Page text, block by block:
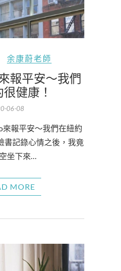
余康蔚老師
報平安～我們
健康！
06-08
報平安～我們在紐約
書記錄心情之後，我竟
坐下來…
MORE